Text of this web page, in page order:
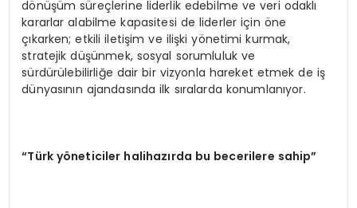
dönüşüm süreçlerine liderlik edebilme ve veri odaklı
kararlar alabilme kapasitesi de liderler için öne
çıkarken; etkili iletişim ve ilişki yönetimi kurmak,
stratejik düşünmek, sosyal sorumluluk ve
sürdürülebilirliğe dair bir vizyonla hareket etmek de iş
dünyasının ajandasında ilk sıralarda konumlanıyor.
“Türk yöneticiler halihazırda bu becerilere sahip”